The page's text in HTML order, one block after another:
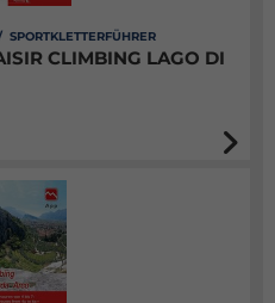
CLIMBING LAGO DI